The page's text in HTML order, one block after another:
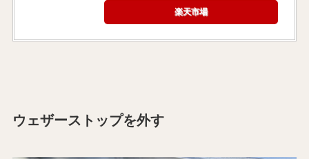
楽天市場
ウェザーストップを外す